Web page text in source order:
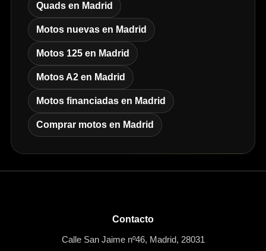
Quads en Madrid
Motos nuevas en Madrid
Motos 125 en Madrid
Motos A2 en Madrid
Motos financiadas en Madrid
Comprar motos en Madrid
Contacto
Calle San Jaime nº46, Madrid, 28031